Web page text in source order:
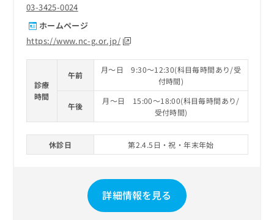
03-3425-0024
ホームページ
https://www.nc-g.or.jp/
診療
時間
午前
月～日 9:30～12:30(科目毎時間あり/受
付時間)
午後
月～日 15:00～18:00(科目毎時間あり/
受付時間)
休診日 第2.4.5日・祝・年末年始
詳細情報を見る